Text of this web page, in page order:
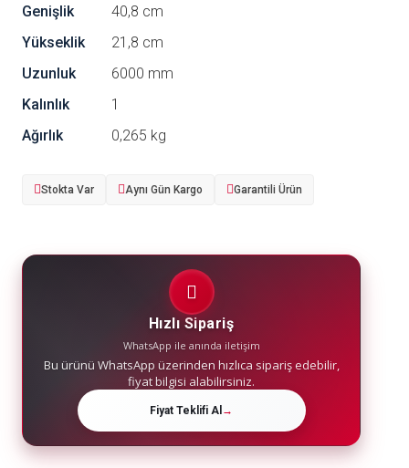
Genişlik
40,8 cm
Yükseklik
21,8 cm
Uzunluk
6000 mm
Kalınlık
1
Ağırlık
0,265 kg
Stokta Var Aynı Gün Kargo Garantili Ürün
Hızlı Sipariş
WhatsApp ile anında iletişim
Bu ürünü WhatsApp üzerinden hızlıca sipariş edebilir,
fiyat bilgisi alabilirsiniz.
Fiyat Teklifi Al →